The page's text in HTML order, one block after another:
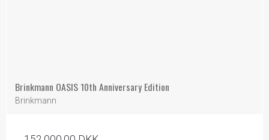
Brinkmann OASIS 10th Anniversary Edition
Brinkmann